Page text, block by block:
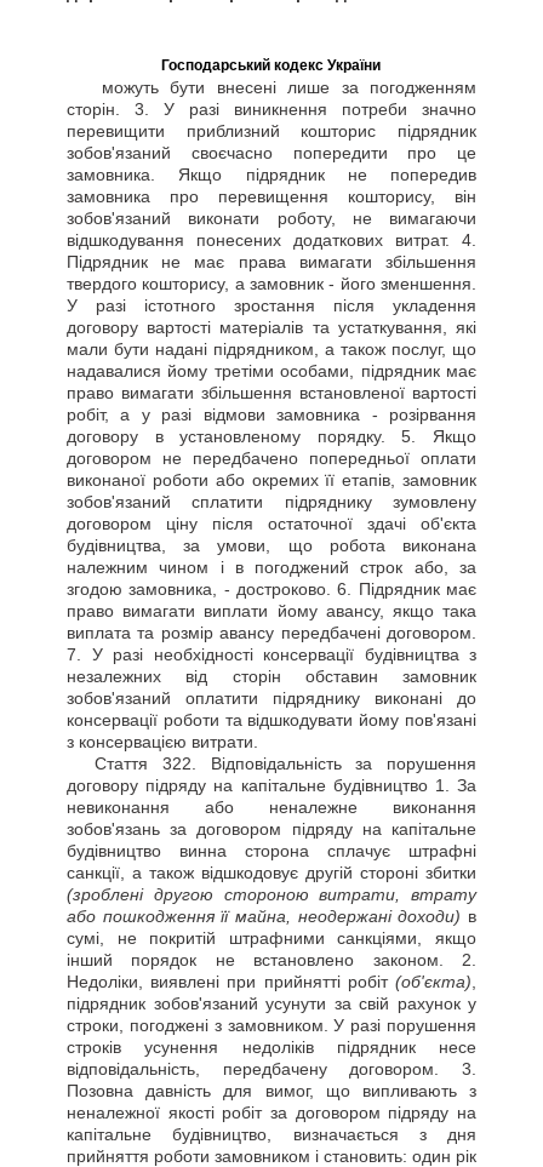
Господарський кодекс України
можуть бути внесені лише за погодженням
сторін. 3. У разі виникнення потреби значно
перевищити приблизний кошторис підрядник
зобов'язаний своєчасно попередити про це
замовника. Якщо підрядник не попередив
замовника про перевищення кошторису, він
зобов'язаний виконати роботу, не вимагаючи
відшкодування понесених додаткових витрат. 4.
Підрядник не має права вимагати збільшення
твердого кошторису, а замовник - його зменшення.
У разі істотного зростання після укладення
договору вартості матеріалів та устаткування, які
мали бути надані підрядником, а також послуг, що
надавалися йому третіми особами, підрядник має
право вимагати збільшення встановленої вартості
робіт, а у разі відмови замовника - розірвання
договору в установленому порядку. 5. Якщо
договором не передбачено попередньої оплати
виконаної роботи або окремих її етапів, замовник
зобов'язаний сплатити підряднику зумовлену
договором ціну після остаточної здачі об'єкта
будівництва, за умови, що робота виконана
належним чином і в погоджений строк або, за
згодою замовника, - достроково. 6. Підрядник має
право вимагати виплати йому авансу, якщо така
виплата та розмір авансу передбачені договором.
7. У разі необхідності консервації будівництва з
незалежних від сторін обставин замовник
зобов'язаний оплатити підряднику виконані до
консервації роботи та відшкодувати йому пов'язані
з консервацією витрати.
Стаття 322. Відповідальність за порушення
договору підряду на капітальне будівництво 1. За
невиконання або неналежне виконання
зобов'язань за договором підряду на капітальне
будівництво винна сторона сплачує штрафні
санкції, а також відшкодовує другій стороні збитки
(зроблені другою стороною витрати, втрату
або пошкодження її майна, неодержані доходи) в
сумі, не покритій штрафними санкціями, якщо
інший порядок не встановлено законом. 2.
Недоліки, виявлені при прийнятті робіт (об'єкта)
підрядник зобов'язаний усунути за свій рахунок у
строки, погоджені з замовником. У разі порушення
строків усунення недоліків підрядник несе
відповідальність, передбачену договором. 3.
Позовна давність для вимог, що випливають з
неналежної якості робіт за договором підряду на
капітальне будівництво, визначається з дня
прийняття роботи замовником і становить: один рік